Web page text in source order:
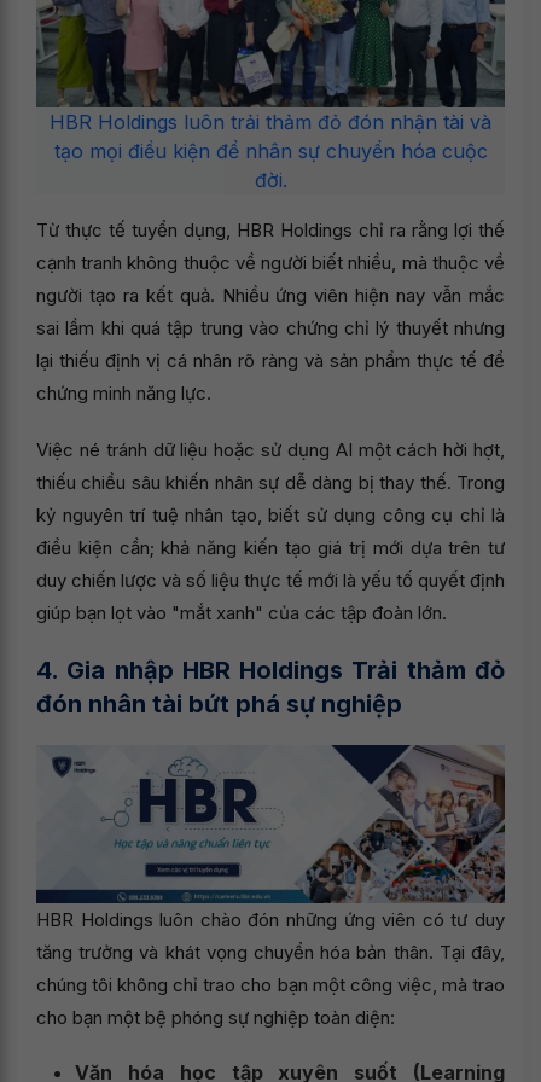
HBR Holdings luôn trải thảm đỏ đón nhận tài và
tạo mọi điều kiện để nhân sự chuyển hóa cuộc
đời.
Từ thực tế tuyển dụng, HBR Holdings chỉ ra rằng lợi thế
cạnh tranh không thuộc về người biết nhiều, mà thuộc về
người tạo ra kết quả. Nhiều ứng viên hiện nay vẫn mắc
sai lầm khi quá tập trung vào chứng chỉ lý thuyết nhưng
lại thiếu định vị cá nhân rõ ràng và sản phẩm thực tế để
chứng minh năng lực.
Việc né tránh dữ liệu hoặc sử dụng AI một cách hời hợt,
thiếu chiều sâu khiến nhân sự dễ dàng bị thay thế. Trong
kỷ nguyên trí tuệ nhân tạo, biết sử dụng công cụ chỉ là
điều kiện cần; khả năng kiến tạo giá trị mới dựa trên tư
duy chiến lược và số liệu thực tế mới là yếu tố quyết định
giúp bạn lọt vào "mắt xanh" của các tập đoàn lớn.
4. Gia nhập HBR Holdings Trải thảm đỏ
đón nhân tài bứt phá sự nghiệp
HBR Holdings luôn chào đón những ứng viên có tư duy
tăng trưởng và khát vọng chuyển hóa bản thân. Tại đây,
chúng tôi không chỉ trao cho bạn một công việc, mà trao
cho bạn một bệ phóng sự nghiệp toàn diện:
Văn hóa học tập xuyên suốt (Learning